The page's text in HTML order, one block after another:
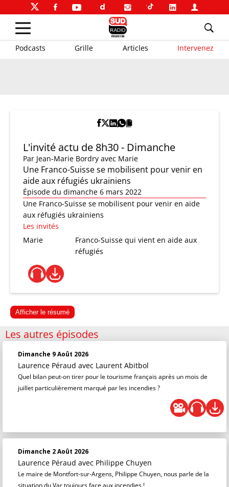
Podcasts Grille Articles Intervenez
L'invité actu de 8h30 - Dimanche
Par Jean-Marie Bordry avec Marie
Une Franco-Suisse se mobilisent pour venir en
aide aux réfugiés ukrainiens
Épisode du dimanche 6 mars 2022
Une Franco-Suisse se mobilisent pour venir en aide
aux réfugiés ukrainiens
Les invités
Marie
Franco-Suisse qui vient en aide aux
réfugiés
Afficher le résumé
Les autres épisodes
Dimanche 9 Août 2026
Laurence Péraud avec Laurent Abitbol
Quel bilan peut-on tirer pour le tourisme français après un mois de
juillet particulièrement marqué par les incendies ?
Dimanche 2 Août 2026
Laurence Péraud avec Philippe Chuyen
Le maire de Montfort-sur-Argens, Philippe Chuyen, nous parle de la
situation du Var toujours face aux incendies !